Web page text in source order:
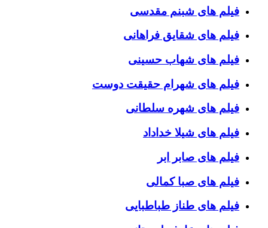
فیلم های شبنم مقدسی
فیلم های شقایق فراهانی
فیلم های شهاب حسینی
فیلم های شهرام حقیقت دوست
فیلم های شهره سلطانی
فیلم های شیلا خداداد
فیلم های صابر ابر
فیلم های صبا کمالی
فیلم های طناز طباطبایی